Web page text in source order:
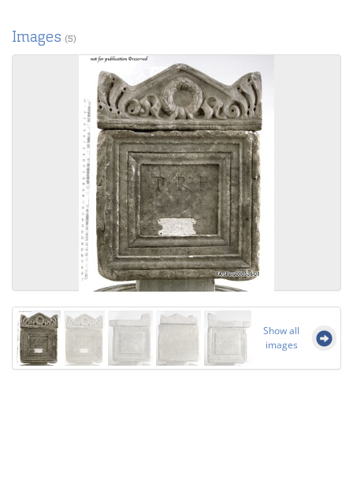
Images (5)
Show all
images